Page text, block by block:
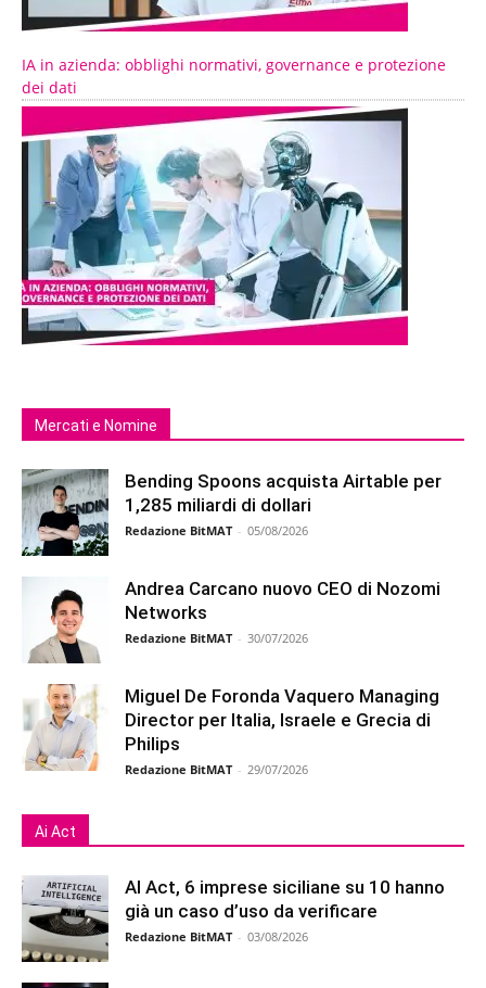
IA in azienda: obblighi normativi, governance e protezione
dei dati
Mercati e Nomine
Bending Spoons acquista Airtable per
1,285 miliardi di dollari
Redazione BitMAT - 05/08/2026
Andrea Carcano nuovo CEO di Nozomi
Networks
Redazione BitMAT - 30/07/2026
Miguel De Foronda Vaquero Managing
Director per Italia, Israele e Grecia di
Philips
Redazione BitMAT - 29/07/2026
Ai Act
AI Act, 6 imprese siciliane su 10 hanno
già un caso d’uso da verificare
Redazione BitMAT - 03/08/2026